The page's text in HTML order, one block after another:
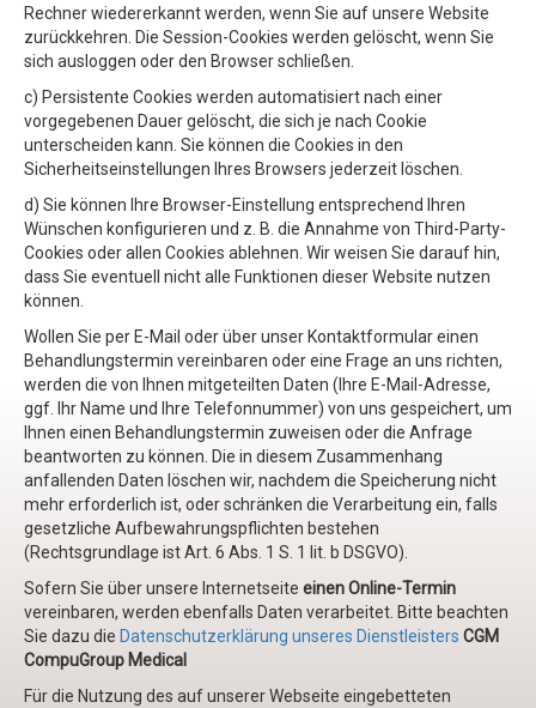
Rechner wiedererkannt werden, wenn Sie auf unsere Website
zurückkehren. Die Session-Cookies werden gelöscht, wenn Sie
sich ausloggen oder den Browser schließen.
c) Persistente Cookies werden automatisiert nach einer
vorgegebenen Dauer gelöscht, die sich je nach Cookie
unterscheiden kann. Sie können die Cookies in den
Sicherheitseinstellungen Ihres Browsers jederzeit löschen.
d) Sie können Ihre Browser-Einstellung entsprechend Ihren
Wünschen konfigurieren und z. B. die Annahme von Third-Party-
Cookies oder allen Cookies ablehnen. Wir weisen Sie darauf hin,
dass Sie eventuell nicht alle Funktionen dieser Website nutzen
können.
Wollen Sie per E-Mail oder über unser Kontaktformular einen
Behandlungstermin vereinbaren oder eine Frage an uns richten,
werden die von Ihnen mitgeteilten Daten (Ihre E-Mail-Adresse,
ggf. Ihr Name und Ihre Telefonnummer) von uns gespeichert, um
Ihnen einen Behandlungstermin zuweisen oder die Anfrage
beantworten zu können. Die in diesem Zusammenhang
anfallenden Daten löschen wir, nachdem die Speicherung nicht
mehr erforderlich ist, oder schränken die Verarbeitung ein, falls
gesetzliche Aufbewahrungspflichten bestehen
(Rechtsgrundlage ist Art. 6 Abs. 1 S. 1 lit. b DSGVO).
Sofern Sie über unsere Internetseite einen Online-Termin
vereinbaren, werden ebenfalls Daten verarbeitet. Bitte beachten
Sie dazu die Datenschutzerklärung unseres Dienstleisters CGM
CompuGroup Medical
Für die Nutzung des auf unserer Webseite eingebetteten